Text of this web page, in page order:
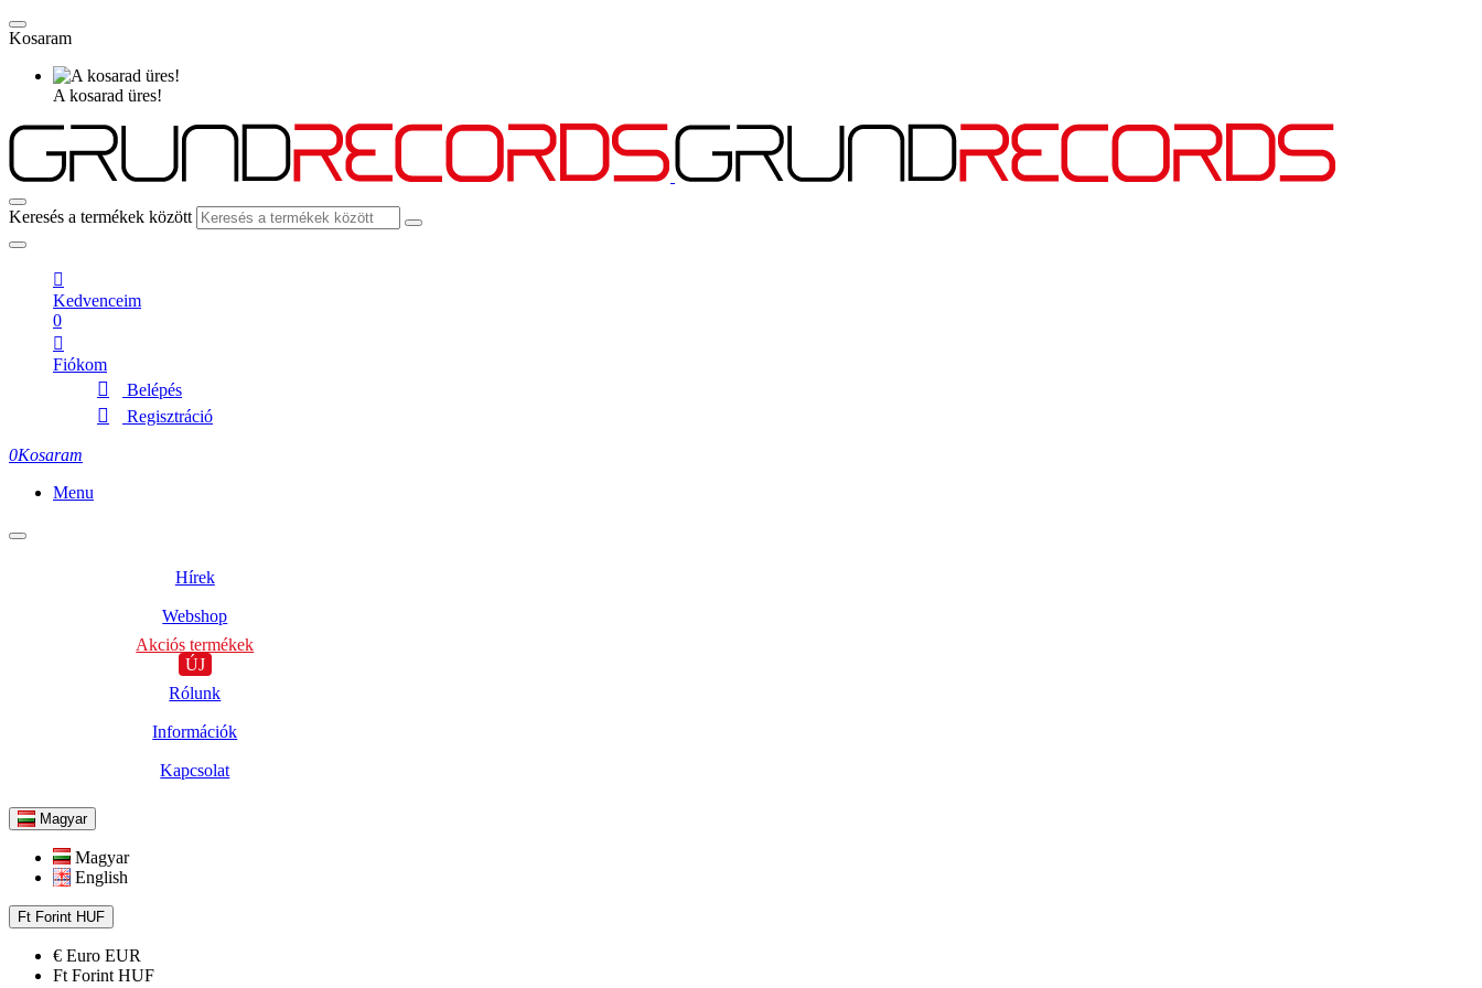
Kosaram
A kosarad üres!
Keresés a termékek között
Kedvenceim
0
Fiókom
Belépés
Regisztráció
0Kosaram
Menu
Hírek
Webshop
Akciós termékek
ÚJ
Rólunk
Információk
Kapcsolat
Magyar
Magyar
English
Ft Forint HUF
€ Euro EUR
Ft Forint HUF